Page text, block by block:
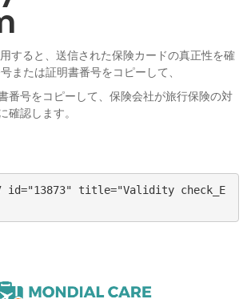
すると、送信された保険カードの真正性を確
または証明書番号をコピーして、
番号をコピーして、保険会社が旅行保険の対
確認します。
id="13873" title="Validity check_E